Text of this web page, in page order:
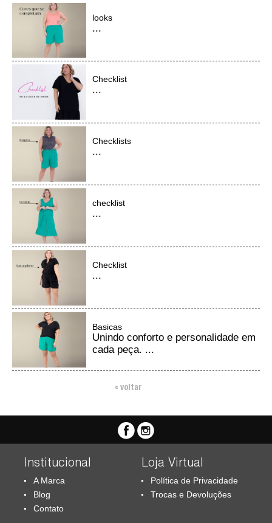
looks
...
Checklist
...
Checklists
...
checklist
...
Checklist
...
Basicas
Unindo conforto e personalidade em
cada peça. ...
« voltar
Institucional
A Marca
Blog
Contato
Loja Virtual
Política de Privacidade
Trocas e Devoluções